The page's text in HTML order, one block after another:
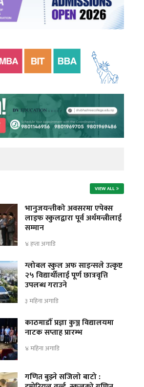
VIEW ALL
भानुजयन्तीको अवसरमा एपेक्स
लाइफ स्कुलद्वारा पूर्व अर्थमन्त्रीलाई
सम्मान
४ हप्ता अगाडि
ग्लोबल स्कुल अफ साइन्सले उत्कृष्ट
२५ विद्यार्थीलाई पूर्ण छात्रवृत्ति
उपलब्ध गराउने
३ महिना अगाडि
काठमाडौँ प्रज्ञा कुञ्ज विद्यालयमा
नाटक सप्ताह प्रारम्भ
४ महिना अगाडि
गणित बुझ्ने सजिलो बाटो :